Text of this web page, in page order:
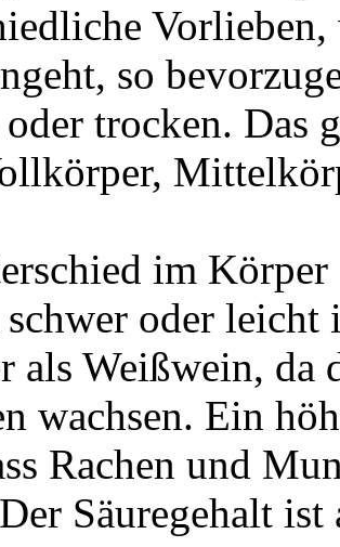
Vorlieben,
so
trocken. Das
im
oder
als Weißwein, da
wachsen. Ein
Rachen und
Säuregehalt